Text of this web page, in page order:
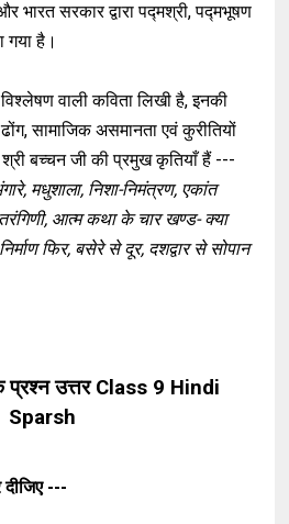
भारत सरकार द्वारा पद्मश्री, पद्मभूषण
गया है।
वाली कविता लिखी है, इनकी
सामाजिक असमानता एवं कुरीतियों
श्री बच्चन जी की प्रमुख कृतियाँ हैं ---
मधुशाला, निशा-निमंत्रण, एकांत
आत्म कथा के चार खण्ड- क्या
फिर, बसेरे से दूर, दशद्वार से सोपान
प्रश्न उत्तर Class 9 Hindi
Sparsh
दीजिए ---